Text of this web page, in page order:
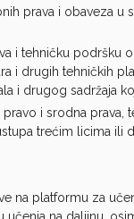
prava i obaveza u
i tehničku podršku
i drugih tehničkih
i drugog sadržaja
i srodna prava,
trećim licima ili
na platformu za